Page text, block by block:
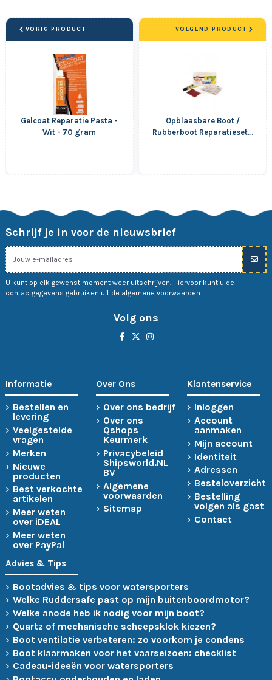
VORIG PRODUCT
Gelcoat Reparatie Pasta -
Wit - 70 gram
Opblaasbare Boot /
Rubberboot Reparatieset -
VOLGEND PRODUCT
Schrijf je in voor de nieuwsbrief
U kunt op elk gewenst moment weer uitschrijven. Hiervoor kunt u de
contactgegevens gebruiken uit de algemene voorwaarden.
Volg ons
Informatie
Bestellen en
levering
Veelgestelde
vragen
Merken
Nieuwe
producten
Best verkochte
artikelen
Meer weten
over iDEAL
Meer weten
over PayPal
Over Ons
Over ons bedrijf
Over ons
Qshops
Keurmerk
Privacybeleid
Shipsworld.NL
BV
Algemene
voorwaarden
Sitemap
Klantenservice
Inloggen
Account
aanmaken
Mijn account
Identiteit
Adressen
Besteloverzicht
Bestelling
volgen als gast
Contact
Advies & Tips
Bootadvies & tips voor watersporters
Welke Ruddersafe past op mijn buitenboordmotor?
Welke anode heb ik nodig voor mijn boot?
Quartz of mechanische scheepsklok kiezen?
Boot ventilatie verbeteren: zo voorkom je condens
Boot klaarmaken voor het vaarseizoen: checklist
Cadeau-ideeën voor watersporters